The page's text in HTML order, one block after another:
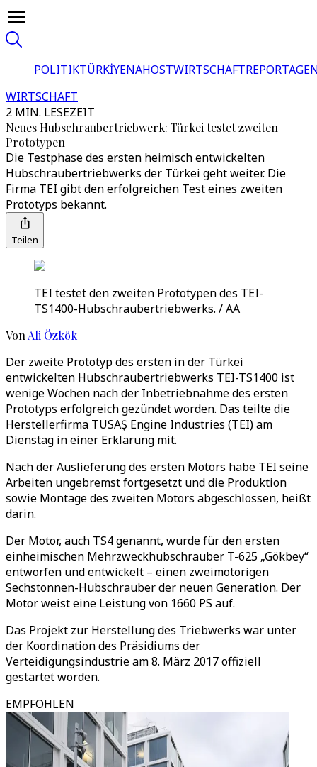
POLITIKTÜRKİYENAHOSTWIRTSCHAFT
WIRTSCHAFT
2 MIN. LESEZEIT
Neues Hubschraubertriebwerk: Türkei testet zweiten
Prototypen
Die Testphase des ersten heimisch entwickelten
Hubschraubertriebwerks der Türkei geht weiter. Die
Firma TEI gibt den erfolgreichen Test eines zweiten
Prototyps bekannt.
Teilen
TEI testet den zweiten Prototypen des TEI-
TS1400-Hubschraubertriebwerks. / AA
Von Ali Özkök
Der zweite Prototyp des ersten in der Türkei
entwickelten Hubschraubertriebwerks TEI-TS1400 ist
wenige Wochen nach der Inbetriebnahme des ersten
Prototyps erfolgreich gezündet worden. Das teilte die
Herstellerfirma TUSAŞ Engine Industries (TEI) am
Dienstag in einer Erklärung mit.
Nach der Auslieferung des ersten Motors habe TEI seine
Arbeiten ungebremst fortgesetzt und die Produktion
sowie Montage des zweiten Motors abgeschlossen, heißt
darin.
Der Motor, auch TS4 genannt, wurde für den ersten
einheimischen Mehrzweckhubschrauber T-625 „Gökbey“
entworfen und entwickelt – einen zweimotorigen
Sechstonnen-Hubschrauber der neuen Generation. Der
Motor weist eine Leistung von 1660 PS auf.
Das Projekt zur Herstellung des Triebwerks war unter
der Koordination des Präsidiums der
Verteidigungsindustrie am 8. März 2017 offiziell
gestartet worden.
EMPFOHLEN